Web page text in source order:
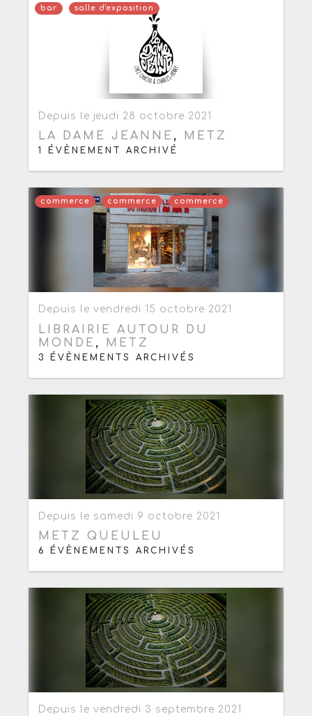
bar salle d'exposition
Depuis le jeudi 28 octobre 2021
LA DAME JEANNE , METZ
1 ÉVÈNEMENT ARCHIVÉ
commerce commerce commerce
Depuis le vendredi 15 octobre 2021
LIBRAIRIE AUTOUR DU
MONDE , METZ
3 ÉVÈNEMENTS ARCHIVÉS
Depuis le samedi 9 octobre 2021
METZ QUEULEU
6 ÉVÈNEMENTS ARCHIVÉS
Depuis le vendredi 3 septembre 2021